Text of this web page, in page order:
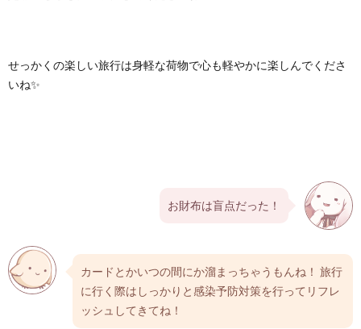
せっかくの楽しい旅行は身軽な荷物で心も軽やかに楽しんでくださ
いね✨
お財布は盲点だった！
カードとかいつの間にか溜まっちゃうもんね！ 旅行
に行く際はしっかりと感染予防対策を行ってリフレ
ッシュしてきてね！